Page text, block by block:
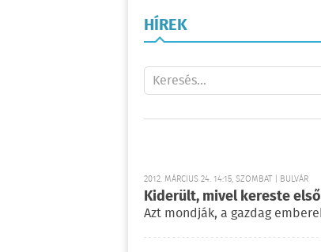
HÍREK
2012. MÁRCIUS 24. 14:15, SZOMBAT | BULVÁR
Kiderült, mivel kereste
Azt mondják, a gazdag